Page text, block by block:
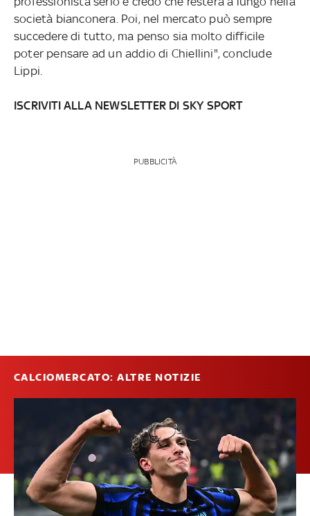
società bianconera. Poi, nel mercato può sempre
succedere di tutto, ma penso sia molto difficile
poter pensare ad un addio di Chiellini", conclude
Lippi.
ISCRIVITI ALLA NEWSLETTER DI SKY SPORT
PUBBLICITÀ
CALCIOMERCATO: ALTRE NOTIZIE